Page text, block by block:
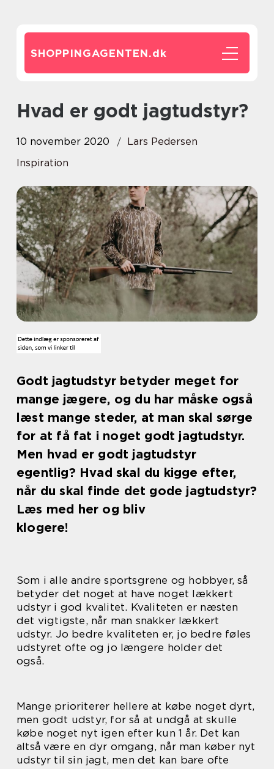
SHOPPINGAGENTEN.dk
Hvad er godt jagtudstyr?
10 november 2020
Lars Pedersen
Inspiration
Godt jagtudstyr betyder meget for
mange jægere, og du har måske også
læst mange steder, at man skal sørge
for at få fat i noget godt jagtudstyr.
Men hvad er godt jagtudstyr
egentlig? Hvad skal du kigge efter,
når du skal finde det gode jagtudstyr?
Læs med her og bliv
klogere!
Som i alle andre sportsgrene og hobbyer, så
betyder det noget at have noget lækkert
udstyr i god kvalitet. Kvaliteten er næsten
det vigtigste, når man snakker lækkert
udstyr. Jo bedre kvaliteten er, jo bedre føles
udstyret ofte og jo længere holder det
også.
Mange prioriterer hellere at købe noget dyrt,
men godt udstyr, for så at undgå at skulle
købe noget nyt igen efter kun 1 år. Det kan
altså være en dyr omgang, når man køber nyt
udstyr til sin jagt, men det kan bare ofte